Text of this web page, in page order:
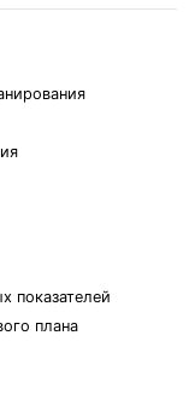
показателей
плана